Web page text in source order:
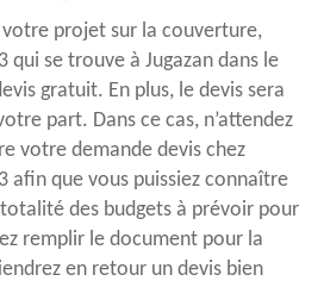
projet sur la couverture,
qui se trouve à Jugazan dans le
gratuit. En plus, le devis sera
part. Dans ce cas, n’attendez
votre demande devis chez
afin que vous puissiez connaître
des budgets à prévoir pour
remplir le document pour la
en retour un devis bien